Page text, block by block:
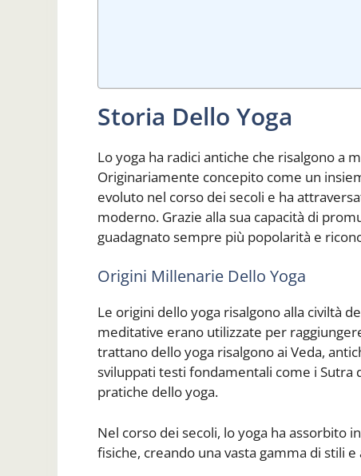
Storia Dello Yoga
Lo yoga ha radici antiche che risalgono a
Originariamente concepito come un
evoluto nel corso dei secoli e ha
moderno. Grazie alla sua capacità di
guadagnato sempre più popolarità e
Origini Millenarie Dello Yoga
Le origini dello yoga risalgono alla civiltà
meditative erano utilizzate per
trattano dello yoga risalgono ai Veda,
sviluppati testi fondamentali come i Sutra
pratiche dello yoga.
Nel corso dei secoli, lo yoga ha assorbito
fisiche, creando una vasta gamma di stili